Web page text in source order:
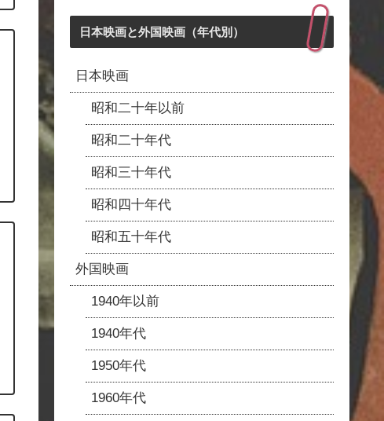
日本映画と外国映画（年代別）
日本映画
昭和二十年以前
昭和二十年代
昭和三十年代
昭和四十年代
昭和五十年代
外国映画
1940年以前
1940年代
1950年代
1960年代